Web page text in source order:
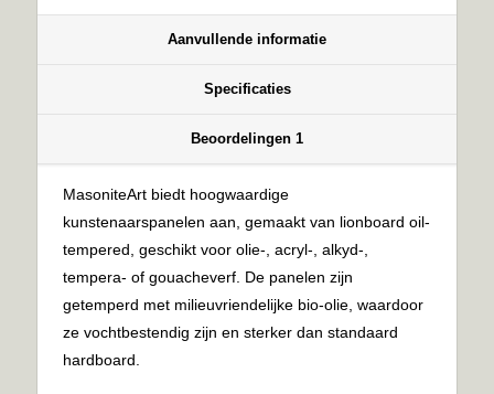
Aanvullende informatie
Specificaties
Beoordelingen 1
MasoniteArt biedt hoogwaardige
kunstenaarspanelen aan, gemaakt van lionboard oil-
tempered, geschikt voor olie-, acryl-, alkyd-,
tempera- of gouacheverf. De panelen zijn
getemperd met milieuvriendelijke bio-olie, waardoor
ze vochtbestendig zijn en sterker dan standaard
hardboard.